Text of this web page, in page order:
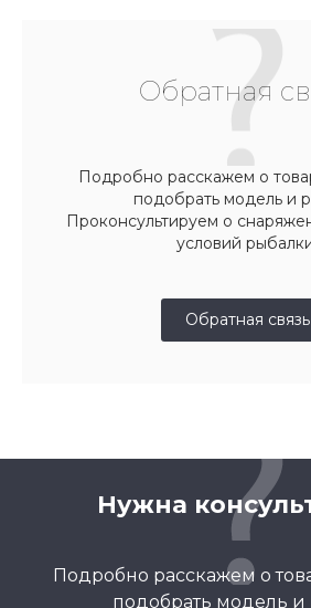
Обратная
Подробно расскажем о
подобрать модель и
Проконсультируем о
условий
Обратная связь
Нужна
Подробно расскажем о
подобрать модель и